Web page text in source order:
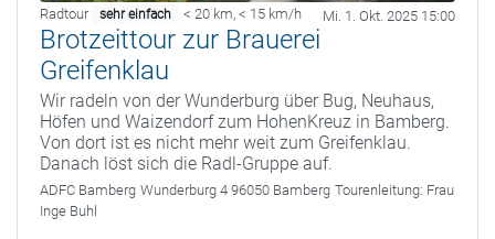
Radtour sehr einfach < 20 km, < 15 km/h Mi. 1. Okt. 2025 15:00
Brotzeittour zur Brauerei
Greifenklau
Wir radeln von der Wunderburg über Bug, Neuhaus,
Höfen und Waizendorf zum HohenKreuz in Bamberg.
Von dort ist es nicht mehr weit zum Greifenklau.
Danach löst sich die Radl-Gruppe auf.
ADFC Bamberg Wunderburg 4 96050 Bamberg Tourenleitung: Frau
Inge Buhl